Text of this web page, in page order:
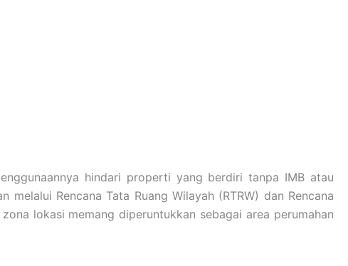
hindari properti yang berdiri tanpa IMB atau
Rencana Tata Ruang Wilayah (RTRW) dan Rencana
lokasi memang diperuntukkan sebagai area perumahan